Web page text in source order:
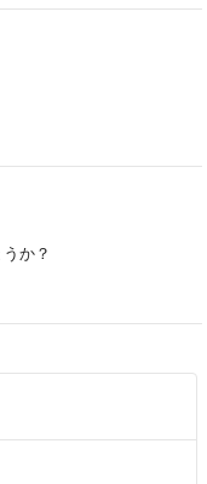
お取り引きできるかと思
いた上で、購入して下さ
ました。
か？